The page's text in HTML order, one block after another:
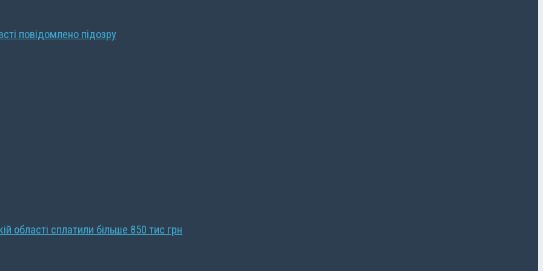
повідомлено підозру
області сплатили більше 850 тис грн